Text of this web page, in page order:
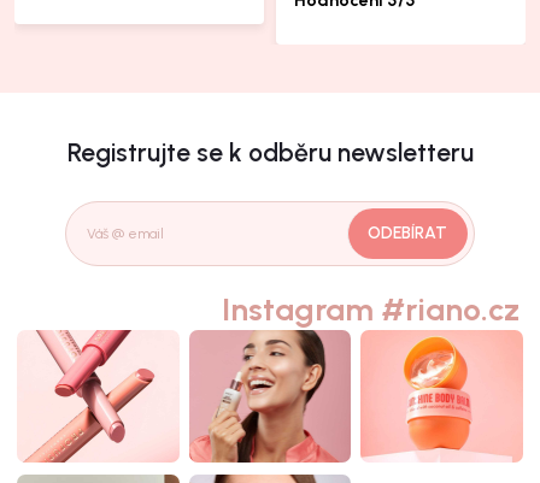
Registrujte se k odběru newsletteru
ODEBÍRAT
Instagram #riano.cz